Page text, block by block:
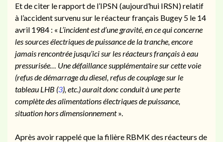
Et de citer le rapport de l’IPSN (aujourd’hui IRSN) relatif
à l’accident survenu sur le réacteur français Bugey 5 le 14
avril 1984 : « L’incident est d’une gravité, en ce qui concerne
les sources électriques de puissance de la tranche, encore
jamais rencontrée jusqu’ici sur les réacteurs français à eau
pressurisée… Une défaillance supplémentaire sur cette voie
(refus de démarrage du diesel, refus de couplage sur le
tableau LHB (3), etc.) aurait donc conduit à une perte
complète des alimentations électriques de puissance,
situation hors dimensionnement».
Après avoir rappelé que la filière RBMK des réacteurs de